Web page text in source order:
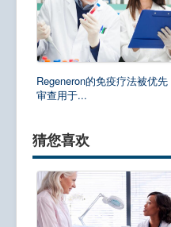
Regeneron的免疫疗法被优先
审查用于...
猜您喜欢